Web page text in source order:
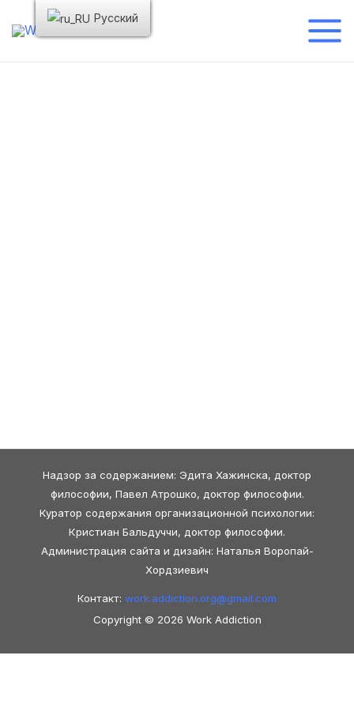
Надзор за содержанием: Эдита Хажинска, доктор
философии, Павел Атрошко, доктор философии.
Куратор содержания организационной психологии:
Кристиан Бальдуччи, доктор философии.
Администрация сайта и дизайн: Наталья Воропай-
Хордзиевич
Контакт: work.addiction.org@gmail.com
Copyright © 2026 Work Addiction
Русский